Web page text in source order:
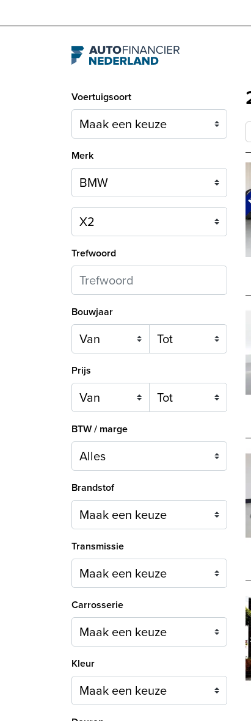
Navigation
Voertuigsoort
Merk
Trefwoord
Bouwjaar
Prijs
BTW / marge
Brandstof
Maak een keuze
Transmissie
Carrosserie
Maak een keuze
Kleur
Maak een keuze